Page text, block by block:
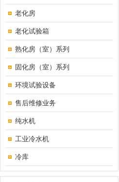
老化房
老化试验箱
熟化房（室）系列
固化房（室）系列
环境试验设备
售后维修业务
纯水机
工业冷水机
冷库